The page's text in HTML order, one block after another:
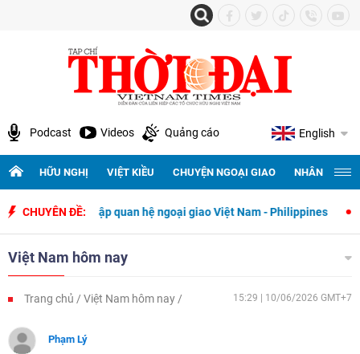
Podcast Videos Quảng cáo English
HỮU NGHỊ VIỆT KIỀU CHUYỆN NGOẠI GIAO NHÂN
CHUYÊN ĐỀ:
lập quan hệ ngoại giao Việt Nam - Philippines 500 ngày
Việt Nam hôm nay
Trang chủ Việt Nam hôm nay 15:29 | 10/06/2026 GMT+7
Phạm Lý